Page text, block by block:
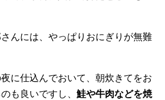
んには、やっぱりおにぎりが無難
に仕込んでおいて、朝炊きてをお
も良いですし、 鮭や牛肉などを焼